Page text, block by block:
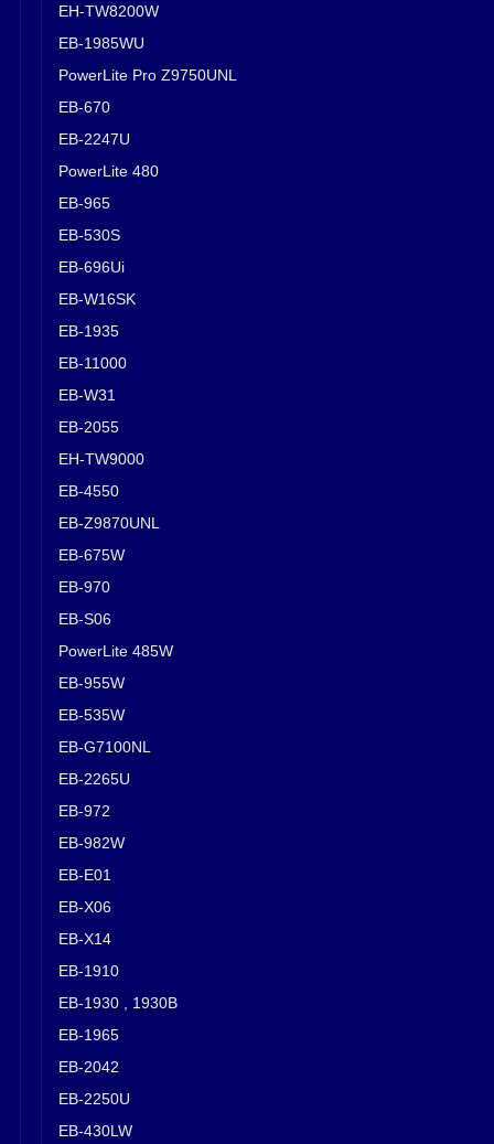
EH-TW8200W
EB-1985WU
PowerLite Pro Z9750UNL
EB-670
EB-2247U
PowerLite 480
EB-965
EB-530S
EB-696Ui
EB-W16SK
EB-1935
EB-11000
EB-W31
EB-2055
EH-TW9000
EB-4550
EB-Z9870UNL
EB-675W
EB-970
EB-S06
PowerLite 485W
EB-955W
EB-535W
EB-G7100NL
EB-2265U
EB-972
EB-982W
EB-E01
EB-X06
EB-X14
EB-1910
EB-1930 , 1930B
EB-1965
EB-2042
EB-2250U
EB-430LW